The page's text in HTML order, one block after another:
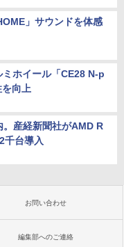
」サウンドを体感
ホイール「CE28 N-p
向上
。産経新聞社がAMD R
台導入
お問い合わせ
編集部へのご連絡